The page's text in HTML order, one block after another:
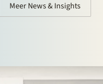
Meer News & Insights